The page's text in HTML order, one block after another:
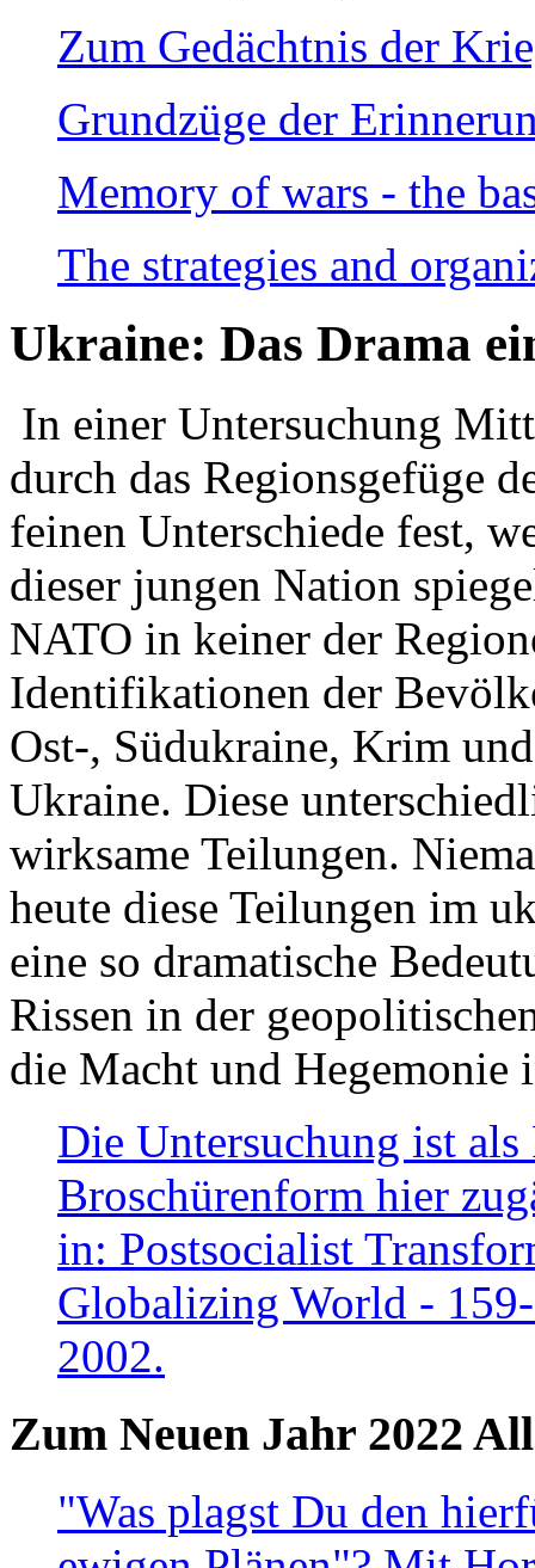
Zum Gedächtnis der
Grundzüge der
Memory of wars - the
The strategies and
Ukraine: Das Drama
In einer Untersuchung
durch das Regionsgefüge
feinen Unterschiede fest,
dieser jungen Nation
NATO in keiner der
Identifikationen der
Ost-, Südukraine, Krim
Ukraine. Diese
wirksame Teilungen.
heute diese Teilungen im
eine so dramatische
Rissen in der
die Macht und Hegemonie
Die Untersuchung ist
Broschürenform hier
in: Postsocialist
Globalizing World -
2002.
Zum Neuen Jahr 2022
"Was plagst Du den